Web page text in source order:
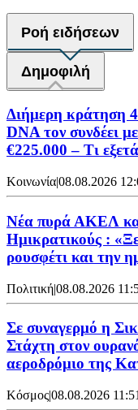
Ροή ειδήσεων
Δημοφιλή
Διήμερη κράτηση
DNA τον συνδέει
€225.000 – Τι
Κοινωνία|08.08.2026
Νέα πυρά ΑΚΕΛ
Ημικρατικούς :
ρουσφέτι και την
Πολιτική|08.08.2026
Σε συναγερμό η
Στάχτη στον
αεροδρόμιο της
Κόσμος|08.08.2026 11:51